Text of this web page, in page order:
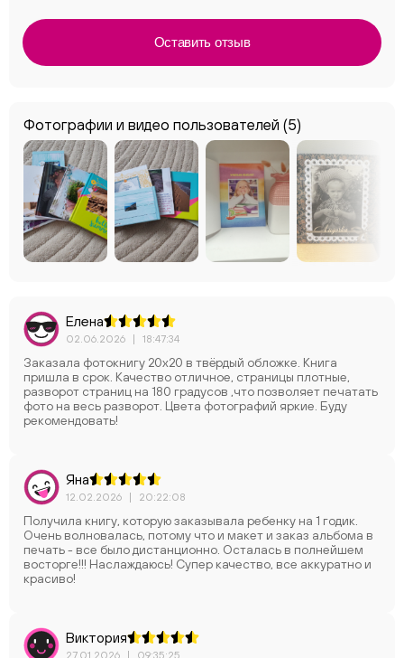
Фотографии и видео пользователей (5)
Оставить отзыв
Елена
02.06.2026 | 18:47:34
Заказала фотокнигу 20х20 в твёрдый обложке. Книга
пришла в срок. Качество отличное, страницы плотные,
разворот страниц на 180 градусов ,что позволяет печатать
фото на весь разворот. Цвета фотографий яркие. Буду
рекомендовать!
Яна
12.02.2026 | 20:22:08
Получила книгу, которую заказывала ребенку на 1 годик.
Очень волновалась, потому что и макет и заказ альбома в
печать - все было дистанционно. Осталась в полнейшем
восторге!!! Наслаждаюсь! Супер качество, все аккуратно и
красиво!
Виктория
27.01.2026 | 09:35:25